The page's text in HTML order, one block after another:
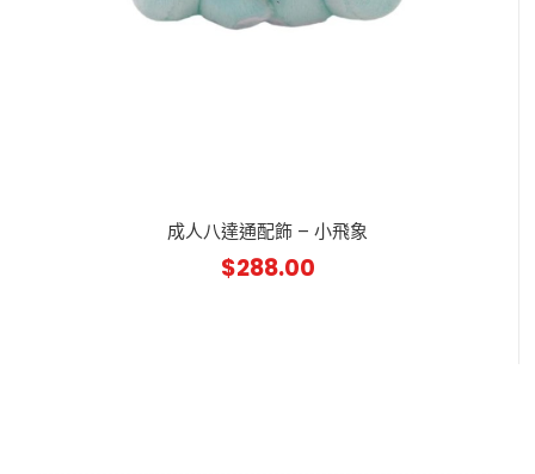
成人八達通配飾 – 小飛象
$288.00